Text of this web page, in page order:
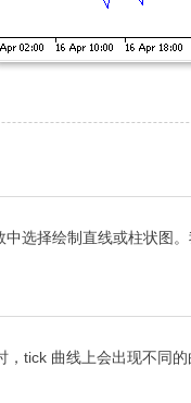
选择绘制直线或柱状图
tick 曲线上会出现不同